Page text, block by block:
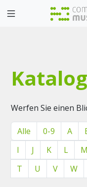
Katalog
Werfen Sie einen
Alle 0-9 A
I
J K L M
T
U V W